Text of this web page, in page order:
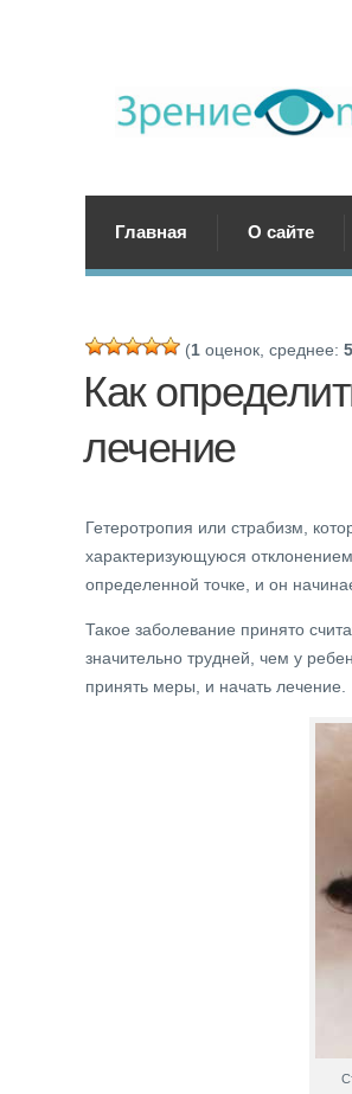
Главная О сайте
(1 оценок, среднее:
Как
лечение
Гетеротропия или страбизм,
характеризующуюся
определенной точке, и он
Такое заболевание принято
значительно трудней, чем у
принять меры, и начать лечение.